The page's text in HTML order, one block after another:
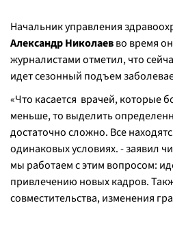
Начальник управления
Александр Николаевво время
журналистами отметил, что
идет сезонный подъем
«Что касается врачей, которые
меньше, то выделить
достаточно сложно. Все
одинаковых условиях.- заявил
мы работаем с этим вопросом:
привлечению новых кадров.
совместительства, изменения